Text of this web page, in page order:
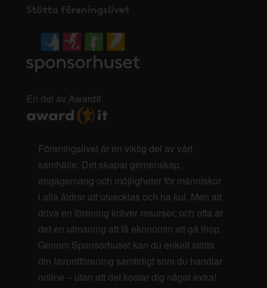
Stötta föreningslivet
En del av AwardIt
Föreningslivet är en viktig del av vårt
samhälle. Det skapar gemenskap,
engagemang och möjligheter för människor
i alla åldrar att utvecklas och ha kul. Men att
driva en förening kräver resurser, och ofta är
det en utmaning att få ekonomin att gå ihop.
Genom Sponsorhuset kan du enkelt stötta
din favoritförening samtidigt som du handlar
online – utan att det kostar dig något extra!